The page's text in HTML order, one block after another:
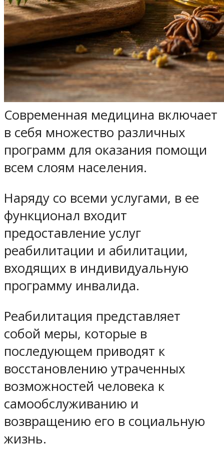
Современная медицина включает
в себя множество различных
программ для оказания помощи
всем слоям населения.
Наряду со всеми услугами, в ее
функционал входит
предоставление услуг
реабилитации и абилитации,
входящих в индивидуальную
программу инвалида.
Реабилитация представляет
собой меры, которые в
последующем приводят к
восстановлению утраченных
возможностей человека к
самообслуживанию и
возвращению его в социальную
жизнь.